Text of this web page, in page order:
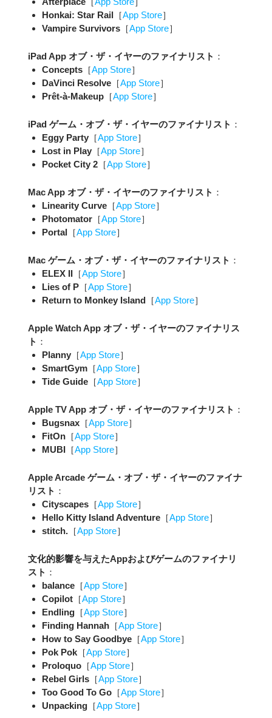
Honkai: Star Rail ［App Store］
Vampire Survivors ［App Store］
iPad App オブ・ザ・イヤーのファイナリスト ：
Concepts ［App Store］
DaVinci Resolve ［App Store］
Prêt-à-Makeup ［App Store］
iPad ゲーム・オブ・ザ・イヤーのファイナリスト ：
Eggy Party ［App Store］
Lost in Play ［App Store］
Pocket City 2 ［App Store］
Mac App オブ・ザ・イヤーのファイナリスト ：
Linearity Curve ［App Store］
Photomator ［App Store］
Portal ［App Store］
Mac ゲーム・オブ・ザ・イヤーのファイナリスト ：
ELEX II ［App Store］
Lies of P ［App Store］
Return to Monkey Island ［App Store］
Apple Watch App オブ・ザ・イヤーのファイナリス
ト ：
Planny ［App Store］
SmartGym ［App Store］
Tide Guide ［App Store］
Apple TV App オブ・ザ・イヤーのファイナリスト ：
Bugsnax ［App Store］
FitOn ［App Store］
MUBI ［App Store］
Apple Arcade ゲーム・オブ・ザ・イヤーのファイナ
リスト ：
Cityscapes ［App Store］
Hello Kitty Island Adventure ［App Store］
stitch. ［App Store］
文化的影響を与えたAppおよびゲームのファイナリ
スト ：
balance ［App Store］
Copilot ［App Store］
Endling ［App Store］
Finding Hannah ［App Store］
How to Say Goodbye ［App Store］
Pok Pok ［App Store］
Proloquo ［App Store］
Rebel Girls ［App Store］
Too Good To Go ［App Store］
Unpacking ［App Store］